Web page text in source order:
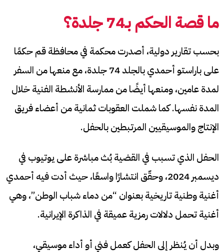
ما قصة الحكم بـ74 جلدة؟
بحسب تقارير دولية، أصدرت محكمة في محافظة قم حكمًا
على باراستو أحمدي بالجلد 74 جلدة، مع منعها من السفر
لمدة عامين، ومنعها أيضًا من ممارسة الأنشطة الفنية خلال
المدة نفسها. كما شملت العقوبات ثمانية من أعضاء فريق
الإنتاج والموسيقيين المرتبطين بالحفل.
الحفل الذي تسبب في القضية بُث مباشرة على يوتيوب في
ديسمبر 2024، وحقّق انتشارًا واسعًا، حيث أدت فيه أحمدي
أغنية وطنية تاريخية بعنوان “من دماء شباب الوطن”، وهي
أغنية تحمل دلالات رمزية عميقة في الذاكرة الإيرانية.
وبدل أن يُنظر إلى الحفل كعمل فني أو أداء موسيقي،